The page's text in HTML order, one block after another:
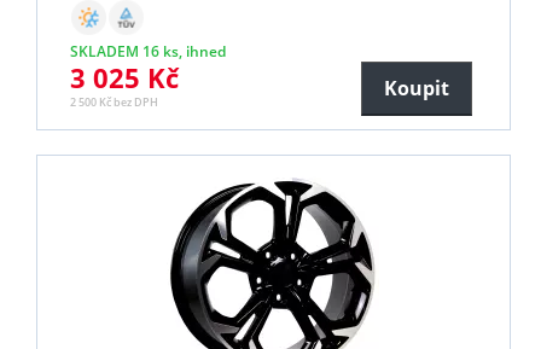
SKLADEM 16 ks, ihned
3 025 Kč
2 500 Kč bez DPH
Koupit